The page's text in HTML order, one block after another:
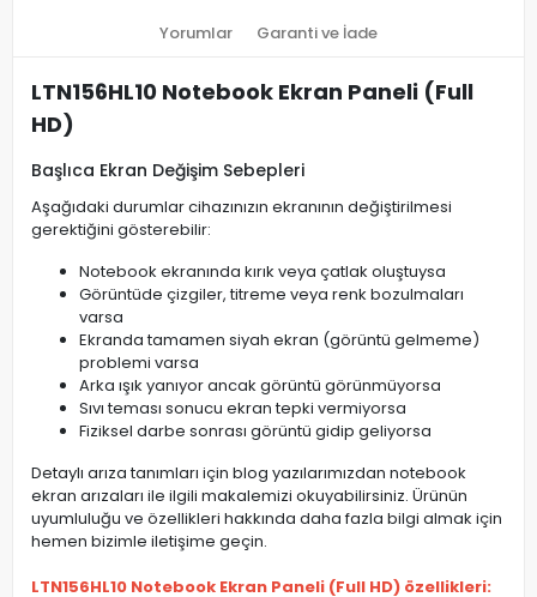
Yorumlar Garanti ve İade
LTN156HL10 Notebook Ekran Paneli (Full
HD)
Başlıca Ekran Değişim Sebepleri
Aşağıdaki durumlar cihazınızın ekranının değiştirilmesi
gerektiğini gösterebilir:
Notebook ekranında kırık veya çatlak oluştuysa
Görüntüde çizgiler, titreme veya renk bozulmaları
varsa
Ekranda tamamen siyah ekran (görüntü gelmeme)
problemi varsa
Arka ışık yanıyor ancak görüntü görünmüyorsa
Sıvı teması sonucu ekran tepki vermiyorsa
Fiziksel darbe sonrası görüntü gidip geliyorsa
Detaylı arıza tanımları için blog yazılarımızdan notebook
ekran arızaları ile ilgili makalemizi okuyabilirsiniz. Ürünün
uyumluluğu ve özellikleri hakkında daha fazla bilgi almak için
hemen bizimle iletişime geçin.
LTN156HL10 Notebook Ekran Paneli (Full HD) özellikleri: